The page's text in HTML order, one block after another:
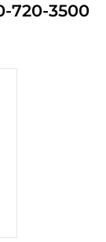
720-3500